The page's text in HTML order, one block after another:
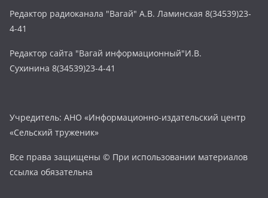
Редактор радиоканала "Вагай" А.В. Ламинская 8(34539)23-
4-41
Редактор сайта "Вагай информационный"И.В.
Сухинина 8(34539)23-4-41
Учредитель: АНО «Информационно-издательский центр
«Сельский труженик»
Все права защищены © При использовании материалов
ссылка обязательна